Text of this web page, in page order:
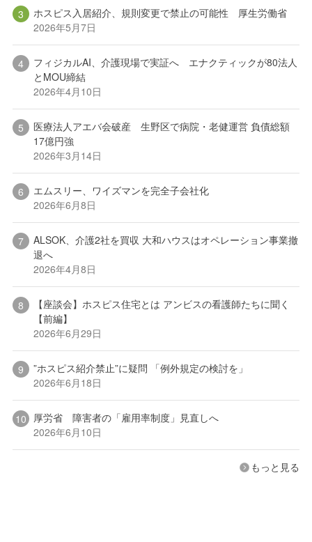
ホスピス入居紹介、規則変更で禁止の可能性 厚生労働省
2026年5月7日
フィジカルAI、介護現場で実証へ エナクティックが80法人
とMOU締結
2026年4月10日
医療法人アエバ会破産 生野区で病院・老健運営 負債総額
17億円強
2026年3月14日
エムスリー、ワイズマンを完全子会社化
2026年6月8日
ALSOK、介護2社を買収 大和ハウスはオペレーション事業撤
退へ
2026年4月8日
【座談会】ホスピス住宅とは アンビスの看護師たちに聞く
【前編】
2026年6月29日
”ホスピス紹介禁止”に疑問 「例外規定の検討を」
2026年6月18日
厚労省 障害者の「雇用率制度」見直しへ
2026年6月10日
もっと見る